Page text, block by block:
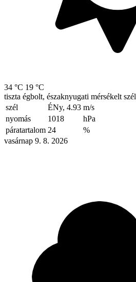
34 °C 19 °C
tiszta égbolt, északnyugati mérsékelt szél
szél
ÉNy, 4.93 m/s
nyomás
1018
hPa
páratartalom 24
%
vasárnap 9. 8. 2026